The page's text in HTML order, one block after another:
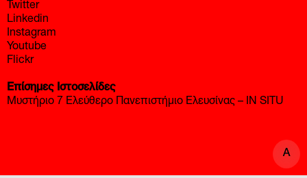
Twitter
Linkedin
Instagram
Youtube
Flickr
A
Επίσημες Ιστοσελίδες
Μυστήριο 7 Ελεύθερο Πανεπιστήμιο Ελευσίνας – IN SITU
A